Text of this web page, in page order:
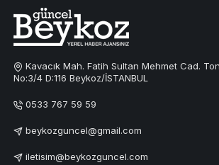
Kavacık Mah. Fatih Sultan Mehmet Cad.
No:3/4 D:116 Beykoz/İSTANBUL
0533 767 59 59
beykozguncel@gmail.com
iletisim@beykozguncel.com